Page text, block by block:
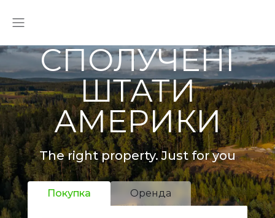
СПОЛУЧЕНІ
ШТАТИ
АМЕРИКИ
The right property. Just for you
Покупка Оренда